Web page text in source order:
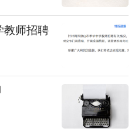
教师招聘